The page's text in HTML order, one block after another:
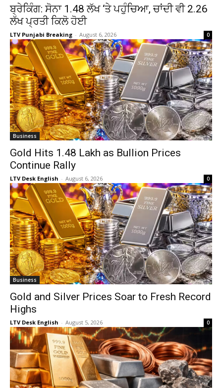
ਬ੍ਰੇਕਿੰਗ: ਸੋਨਾ ₹1.48 ਲੱਖ ‘ਤੇ ਪਹੁੰਚਿਆ, ਚਾਂਦੀ ਵੀ ₹2.26
ਲੱਖ ਪ੍ਰਤੀ ਕਿਲੋ ਹੋਈ
LTV Punjabi Breaking - August 6, 2026 0
Business
Gold Hits ₹1.48 Lakh as Bullion Prices
Continue Rally
LTV Desk English - August 6, 2026 0
Business
Gold and Silver Prices Soar to Fresh Record
Highs
LTV Desk English - August 5, 2026 0